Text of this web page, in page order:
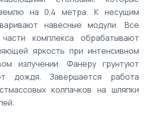
на 0,4 метра. К несущим
навесные модули. Все
комплекса обрабатывают
яркость при интенсивном
излучении. Фанеру грунтуют
дождя. Завершается работа
колпачков на шляпки